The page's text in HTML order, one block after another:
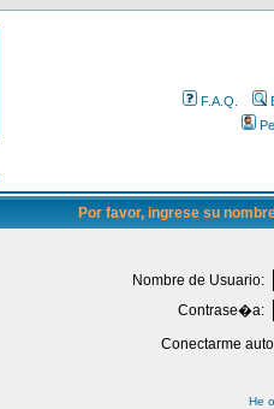
F.A.Q.
Por favor, ingrese su
Nombre de Usuario:
Contrase�a:
Conectarme
He